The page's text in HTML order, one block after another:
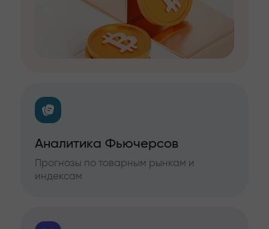
Аналитика Фьючерсов
Прогнозы по товарным рынкам и
индексам